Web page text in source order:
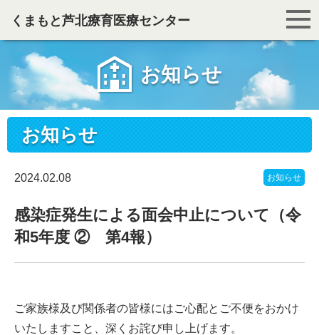
くまもと芦北療育医療センター
お知らせ
お知らせ
2024.02.08 お知らせ
感染症発生による面会中止について（令
和5年度 ② 第4報）
ご家族様及び関係者の皆様にはご心配とご不便をおかけ
いたしますこと、深くお詫び申し上げます。